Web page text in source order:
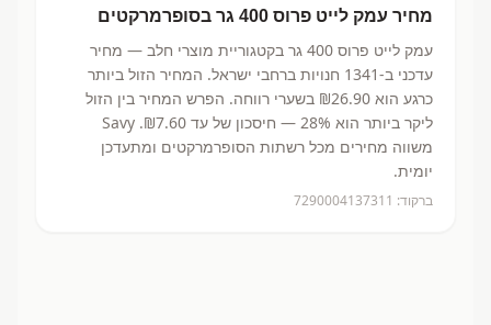
מחיר עמק לייט פרוס 400 גר בסופרמרקטים
עמק לייט פרוס 400 גר בקטגוריית מוצרי חלב — מחיר
עדכני ב-1341 חנויות ברחבי ישראל. המחיר הזול ביותר
כרגע הוא ₪26.90
בשערי רווחה. הפרש המחיר בין הזול
ליקר ביותר הוא 28% — חיסכון של עד ₪7.60.
Savy
משווה מחירים מכל רשתות הסופרמרקטים ומתעדכן
יומית.
ברקוד: 7290004137311